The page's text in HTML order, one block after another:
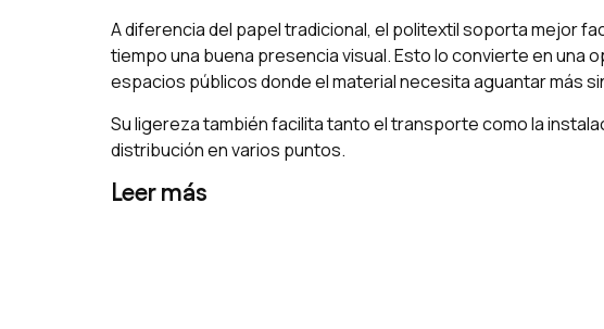
A diferencia del papel tradicional, el politextil soporta mejor
tiempo una buena presencia visual. Esto lo convierte en una
espacios públicos donde el material necesita aguantar más
Su ligereza también facilita tanto el transporte como la
distribución en varios puntos.
Leer más